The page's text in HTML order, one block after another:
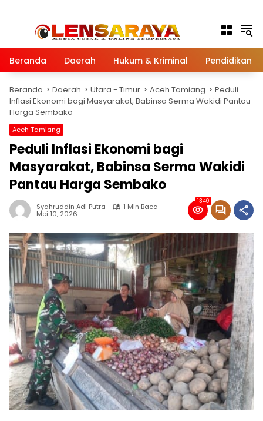
Beranda Daerah Hukum & Kriminal Pendidikan
Beranda Daerah Utara - Timur Aceh Tamiang
Peduli
Inflasi Ekonomi bagi Masyarakat, Babinsa Serma Wakidi Pantau
Harga Sembako
Aceh Tamiang
Peduli Inflasi Ekonomi bagi
Masyarakat, Babinsa Serma Wakidi
Pantau Harga Sembako
Syahruddin Adi Putra 1 Min Baca
Mei 10, 2026
1340